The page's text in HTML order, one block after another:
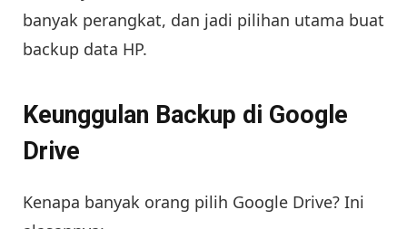
banyak perangkat, dan jadi pilihan utama buat
backup data HP.
Keunggulan Backup di Google
Drive
Kenapa banyak orang pilih Google Drive? Ini